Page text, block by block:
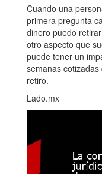
Cuando una
primera pregunta
dinero puedo
otro aspecto que
puede tener un
semanas
retiro.
Lado.mx